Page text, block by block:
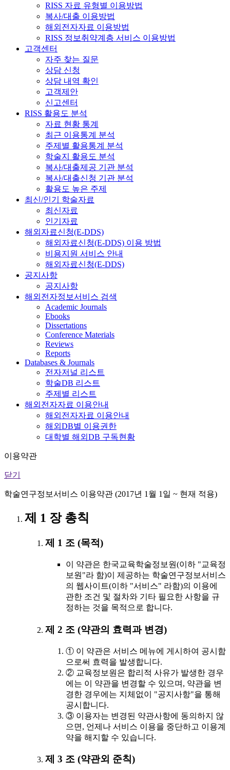
RISS 자료 유형별 이용방법
복사/대출 이용방법
해외전자자료 이용방법
RISS 정보취약계층 서비스 이용방법
고객센터
자주 찾는 질문
상담 신청
상담 내역 확인
고객제안
신고센터
RISS 활용도 분석
자료 현황 통계
최근 이용통계 분석
주제별 활용통계 분석
학술지 활용도 분석
복사/대출제공 기관 분석
복사/대출신청 기관 분석
활용도 높은 주제
최신/인기 학술자료
최신자료
인기자료
해외자료신청(E-DDS)
해외자료신청(E-DDS) 이용 방법
비용지원 서비스 안내
해외자료신청(E-DDS)
공지사항
공지사항
해외전자정보서비스 검색
Academic Journals
Ebooks
Dissertations
Conference Materials
Reviews
Reports
Databases & Journals
전자저널 리스트
학술DB 리스트
주제별 리스트
해외전자자료 이용안내
해외전자자료 이용안내
해외DB별 이용권한
대학별 해외DB 구독현황
이용약관
닫기
학술연구정보서비스 이용약관 (2017년 1월 1일 ~ 현재 적용)
제 1 장 총칙
제 1 조 (목적)
이 약관은 한국교육학술정보원(이하 "교육정
보원"라 함)이 제공하는 학술연구정보서비스
의 웹사이트(이하 "서비스" 라함)의 이용에
관한 조건 및 절차와 기타 필요한 사항을 규
정하는 것을 목적으로 합니다.
제 2 조 (약관의 효력과 변경)
① 이 약관은 서비스 메뉴에 게시하여 공시함
으로써 효력을 발생합니다.
② 교육정보원은 합리적 사유가 발생한 경우
에는 이 약관을 변경할 수 있으며, 약관을 변
경한 경우에는 지체없이 "공지사항"을 통해
공시합니다.
③ 이용자는 변경된 약관사항에 동의하지 않
으면, 언제나 서비스 이용을 중단하고 이용계
약을 해지할 수 있습니다.
제 3 조 (약관외 준칙)